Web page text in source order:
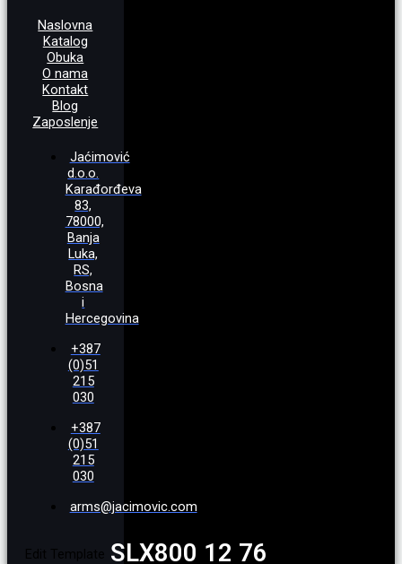
Naslovna
Katalog
Obuka
O nama
Kontakt
Blog
Zaposlenje
Jaćimović
d.o.o.
Karađorđeva
83,
78000,
Banja
Luka,
RS,
Bosna
i
Hercegovina
+387
(0)51
215
030
+387
(0)51
215
030
arms@jacimovic.com
Edit Template SLX800 12 76